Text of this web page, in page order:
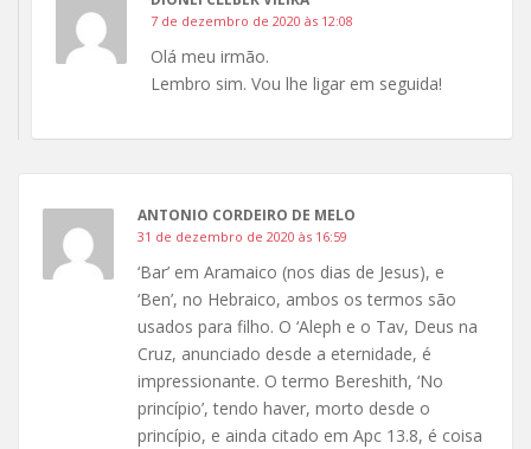
7 de dezembro de 2020 às 12:08
Olá meu irmão.
Lembro sim. Vou lhe ligar em seguida!
ANTONIO CORDEIRO DE MELO
31 de dezembro de 2020 às 16:59
‘Bar’ em Aramaico (nos dias de Jesus), e
‘Ben’, no Hebraico, ambos os termos são
usados para filho. O ‘Aleph e o Tav, Deus na
Cruz, anunciado desde a eternidade, é
impressionante. O termo Bereshith, ‘No
princípio’, tendo haver, morto desde o
princípio, e ainda citado em Apc 13.8, é coisa